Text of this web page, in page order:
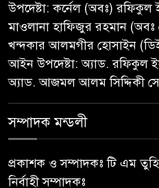
৫
উপদেষ্টা: কর্নেল (অবঃ)
মাওলানা হাফিজুর রহমান (অবঃ
খন্দকার আলমগীর হোসাইন
আইন উপদেষ্টা: অ্যাড. রফিকুল
অ্যাড. আজমল আলম সিদ্দিকী
সম্পাদক মন্ডলী
প্রকাশক ও সম্পাদকঃ টি এম
নির্বাহী সম্পাদকঃ